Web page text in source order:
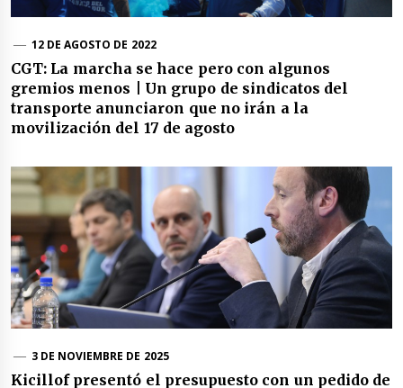
12 DE AGOSTO DE 2022
CGT: La marcha se hace pero con algunos
gremios menos | Un grupo de sindicatos del
transporte anunciaron que no irán a la
movilización del 17 de agosto
3 DE NOVIEMBRE DE 2025
Kicillof presentó el presupuesto con un pedido de